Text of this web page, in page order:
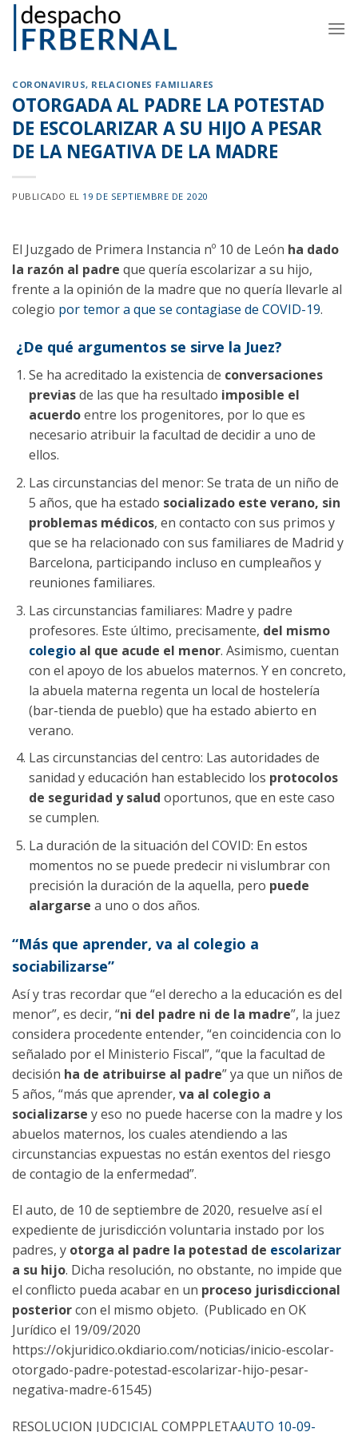
Skip
content
CORONAVIRUS, RELACIONES FAMILIARES
OTORGADA AL PADRE LA POTESTAD
DE ESCOLARIZAR A SU HIJO A PESAR
DE LA NEGATIVA DE LA MADRE
PUBLICADO EL 19 DE SEPTIEMBRE DE 2020
El Juzgado de Primera Instancia nº 10 de León ha dado
la razón al padre que quería escolarizar a su hijo,
frente a la opinión de la madre que no quería llevarle al
colegio por temor a que se contagiase de COVID-19.
¿De qué argumentos se sirve la Juez?
Se ha acreditado la existencia de conversaciones
previasde las que ha resultado imposible el
acuerdoentre los progenitores, por lo que es
necesario atribuir la facultad de decidir a uno de
ellos.
Las circunstancias del menor: Se trata de un niño de
5 años, que ha estado socializado este verano, sin
problemas médicos, en contacto con sus primos y
que se ha relacionado con sus familiares de Madrid y
Barcelona, participando incluso en cumpleaños y
reuniones familiares.
Las circunstancias familiares: Madre y padre
profesores. Este último, precisamente, del mismo
colegioal que acude el menor. Asimismo, cuentan
con el apoyo de los abuelos maternos. Y en concreto,
la abuela materna regenta un local de hostelería
(bar-tienda de pueblo) que ha estado abierto en
verano.
Las circunstancias del centro: Las autoridades de
sanidad y educación han establecido los protocolos
de seguridad y salud oportunos, que en este caso
se cumplen.
La duración de la situación del COVID: En estos
momentos no se puede predecir ni vislumbrar con
precisión la duración de la aquella, pero puede
alargarse a uno o dos años.
“Más que aprender, va al colegio a
sociabilizarse”
Así y tras recordar que “el derecho a la educación es del
menor”, es decir, “ni del padre ni de la madre”, la juez
considera procedente entender, “en coincidencia con lo
señalado por el Ministerio Fiscal”, “que la facultad de
decisión ha de atribuirse al padre” ya que un niños de
5 años, “más que aprender, va al colegio a
socializarse y eso no puede hacerse con la madre y los
abuelos maternos, los cuales atendiendo a las
circunstancias expuestas no están exentos del riesgo
de contagio de la enfermedad”.
El auto, de 10 de septiembre de 2020, resuelve así el
expediente de jurisdicción voluntaria instado por los
padres, y otorga al padre la potestad de escolarizar
a su hijo. Dicha resolución, no obstante, no impide que
el conflicto pueda acabar en un proceso jurisdiccional
posteriorcon el mismo objeto. (Publicado en OK
Jurídico el 19/09/2020
https://okjuridico.okdiario.com/noticias/inicio-escolar-
otorgado-padre-potestad-escolarizar-hijo-pesar-
negativa-madre-61545)
RESOLUCION JUDCICIAL COMPPLETAAUTO 10-09-